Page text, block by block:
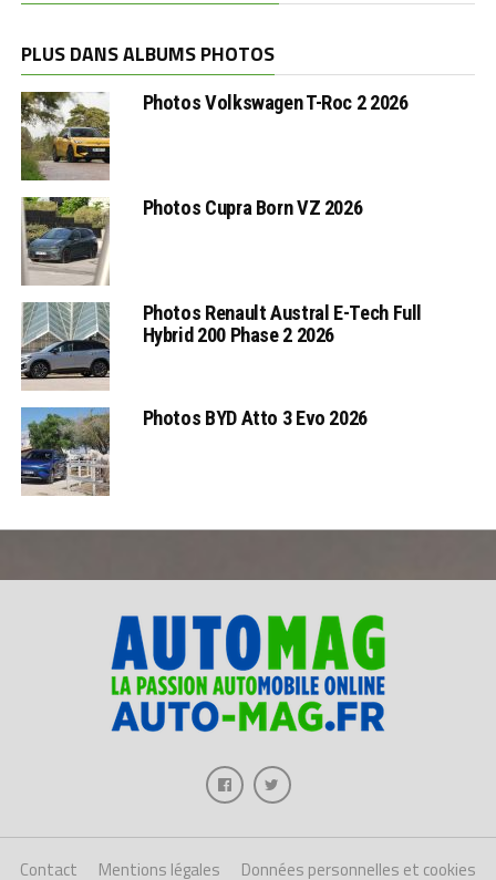
PLUS DANS ALBUMS PHOTOS
Photos Volkswagen T-Roc 2 2026
Photos Cupra Born VZ 2026
Photos Renault Austral E-Tech Full
Hybrid 200 Phase 2 2026
Photos BYD Atto 3 Evo 2026
Contact Mentions légales Données personnelles et cookies